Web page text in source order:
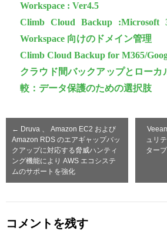
Workspace : Ver4.5
Climb Cloud Backup
Workspace 向けのドメイン管理
Climb Cloud Backup for M365/
クラウド間バックアップとローカ
較：データ保護のための選択肢
← Druva 、 Amazon EC2 および
Amazon RDS のエアギャップバッ
クアップに対応する脅威ハンティ
ング機能により AWS エコシステ
ムのサポートを強化
ュリ
ター
コメントを残す